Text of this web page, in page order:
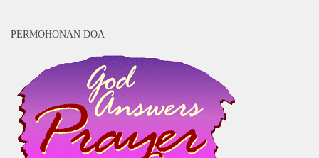
PERMOHONAN DOA